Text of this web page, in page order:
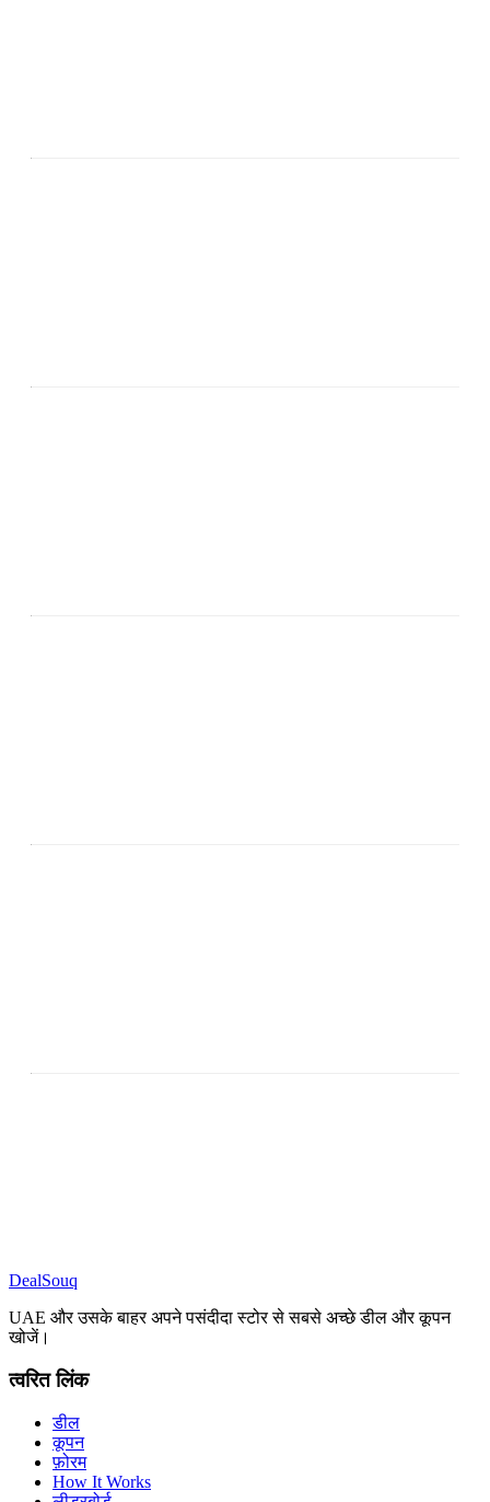
DealSouq
UAE और उसके बाहर अपने पसंदीदा स्टोर से सबसे अच्छे डील और कूपन
खोजें।
त्वरित लिंक
डील
कूपन
फ़ोरम
How It Works